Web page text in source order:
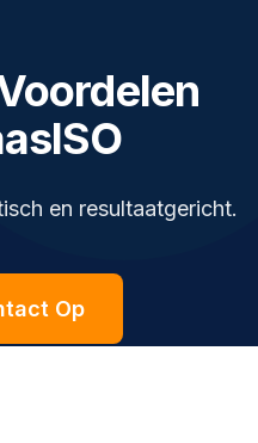
en resultaatgericht.
Op